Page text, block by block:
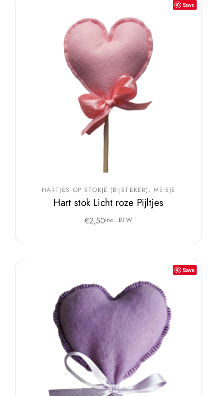
Save
HARTJES OP STOKJE (BIJSTEKER) MEISJE
Hart stok Licht roze Pijltjes
€2,50Incl. BTW
Save